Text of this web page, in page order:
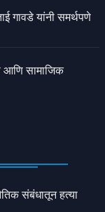
गावडे यांनी समर्थपणे
आणि सामाजिक
संबंधातून हत्या